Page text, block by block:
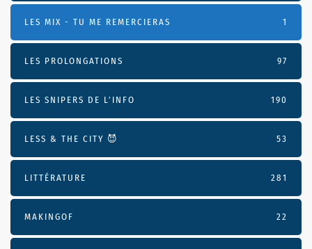
LES MIX - TU ME REMERCIERAS 1
LES PROLONGATIONS 97
LES SNIPERS DE L’INFO 190
LESS & THE CITY 😈 53
LITTÉRATURE 281
MAKINGOF 22